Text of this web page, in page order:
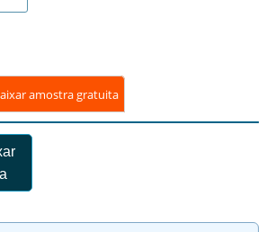
amostra gratuita